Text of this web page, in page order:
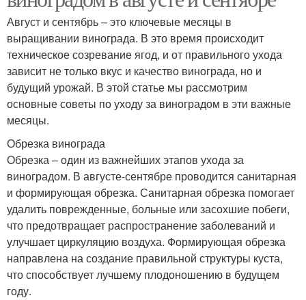
Август и сентябрь – это ключевые месяцы в
выращивании винограда. В это время происходит
техническое созревание ягод, и от правильного ухода
зависит не только вкус и качество винограда, но и
будущий урожай. В этой статье мы рассмотрим
основные советы по уходу за виноградом в эти важные
месяцы.
Обрезка винограда
Обрезка – один из важнейших этапов ухода за
виноградом. В августе-сентябре проводится санитарная
и формирующая обрезка. Санитарная обрезка помогает
удалить поврежденные, больные или засохшие побеги,
что предотвращает распространение заболеваний и
улучшает циркуляцию воздуха. Формирующая обрезка
направлена на создание правильной структуры куста,
что способствует лучшему плодоношению в будущем
году.